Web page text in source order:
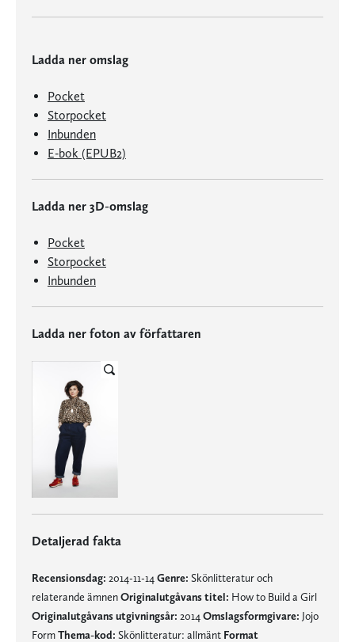
Ladda ner omslag
Pocket
Storpocket
Inbunden
E-bok (EPUB2)
Ladda ner 3D-omslag
Pocket
Storpocket
Inbunden
Ladda ner foton av författaren
Detaljerad fakta
Recensionsdag: 2014-11-14 Genre: Skönlitteratur och
relaterande ämnenOriginalutgåvans titel: How to Build a Girl
Originalutgåvans utgivningsår: 2014 Omslagsformgivare: Jojo
FormThema-kod: Skönlitteratur: allmänt Format